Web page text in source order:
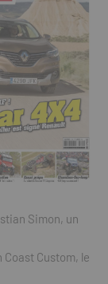
Simon, un
Custom, le